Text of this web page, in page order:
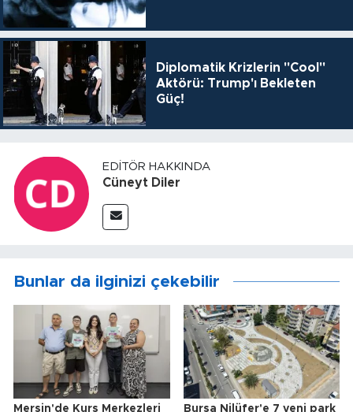
Diplomatik Krizlerin "Cool"
Aktörü: Trump'ı Bekleten
Güç!
EDITÖR HAKKINDA
Cüneyt Diler
Bunlar da ilginizi çekebilir
Mersin'de Kurs Merkezleri
Bursa Nilüfer'e 7 yeni park